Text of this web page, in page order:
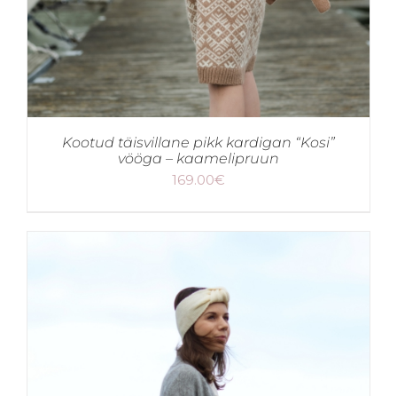
Kootud täisvillane pikk kardigan “Kosi”
vööga – kaamelipruun
169.00€